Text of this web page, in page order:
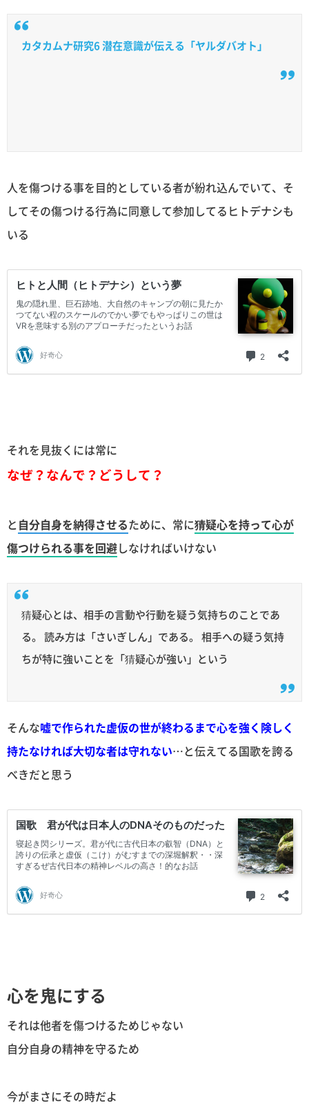
カタカムナ研究6 潜在意識が伝える「ヤルダバオト」
人を傷つける事を目的としている者が紛れ込んでいて、そ
してその傷つける行為に同意して参加してるヒトデナシも
いる
それを見抜くには常に
なぜ？なんで？どうして？
と 自分自身を納得させるために、常に猜疑心を持って心が
傷つけられる事を回避しなければいけない
猜疑心とは、相手の言動や行動を疑う気持ちのことであ
る。 読み方は「さいぎしん」である。 相手への疑う気持
ちが特に強いことを「猜疑心が強い」という
そんな嘘で作られた虚仮の世が終わるまで心を強く険しく
持たなければ大切な者は守れない…と伝えてる国歌を誇る
べきだと思う
心を鬼にする
それは他者を傷つけるためじゃない
自分自身の精神を守るため
今がまさにその時だよ